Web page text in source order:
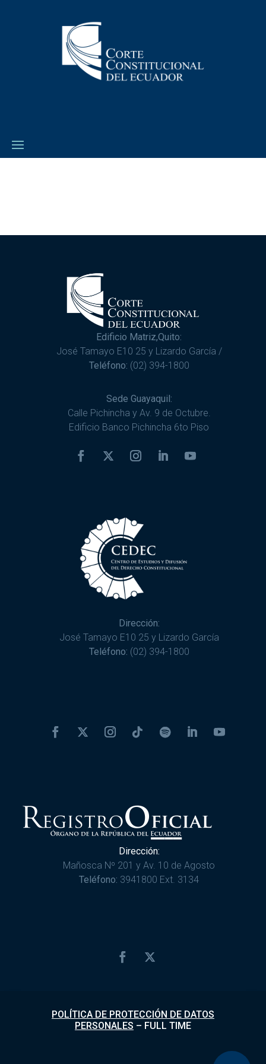
Edificio Matriz,Quito:
José Tamayo E10 25 y Lizardo García /
Teléfono: (02) 394-1800
Sede Guayaquil:
Calle Pichincha y Av. 9 de Octubre.
Edificio Banco Pichincha 6to Piso
Dirección:
José Tamayo E10 25 y Lizardo García
Teléfono: (02) 394-1800
Dirección:
Mañosca Nº 201 y Av. 10 de Agosto
Teléfono: 3941800 Ext. 3134
POLÍTICA DE PROTECCIÓN DE DATOS
PERSONALES – FULL TIME